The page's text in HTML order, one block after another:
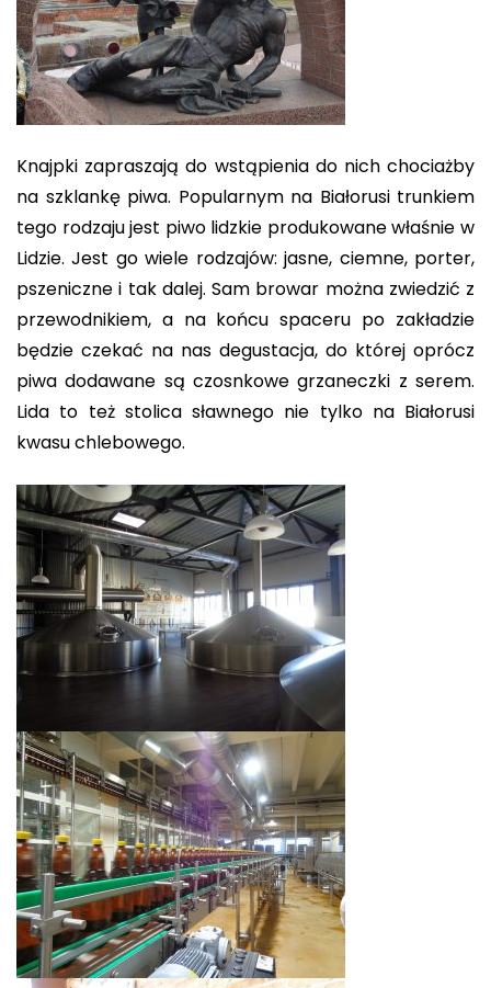
Knajpki zapraszają do wstąpienia do nich chociażby
na szklankę piwa. Popularnym na Białorusi trunkiem
tego rodzaju jest piwo lidzkie produkowane właśnie w
Lidzie. Jest go wiele rodzajów: jasne, ciemne, porter,
pszeniczne i tak dalej. Sam browar można zwiedzić z
przewodnikiem, a na końcu spaceru po zakładzie
będzie czekać na nas degustacja, do której oprócz
piwa dodawane są czosnkowe grzaneczki z serem.
Lida to też stolica sławnego nie tylko na Białorusi
kwasu chlebowego.